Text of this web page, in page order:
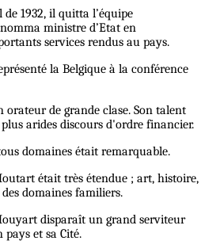
1932, il quitta l’équipe
ministre d’Etat en
services rendus au pays.
la Belgique à la conférence
de grande clase. Son talent
arides discours d'ordre financier.
domaines était remarquable.
était très étendue ; art, histoire,
domaines familiers.
disparaît un grand serviteur
et sa Cité.